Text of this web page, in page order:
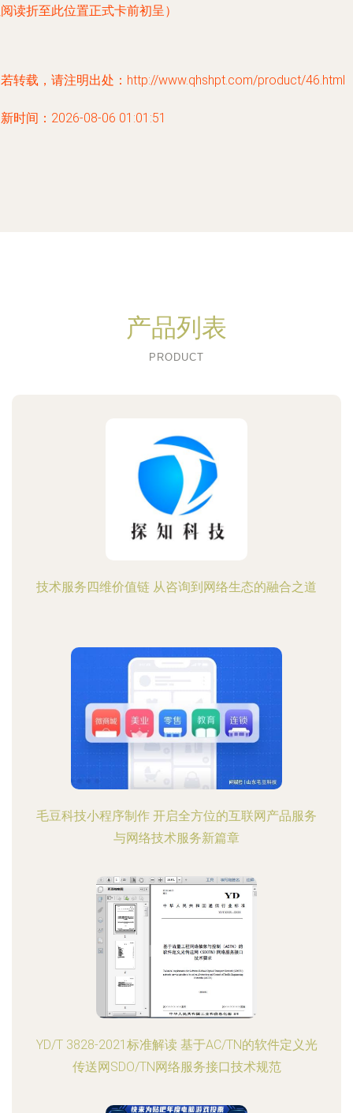
读折至此位置正式卡前初呈）
转载，请注明出处：http://www.qhshpt.com/product/46.html
时间：2026-08-06 01:01:51
产品列表
PRODUCT
技术服务四维价值链 从咨询到网络生态的融合之道
毛豆科技小程序制作 开启全方位的互联网产品服务
与网络技术服务新篇章
YD/T 3828-2021标准解读 基于AC/TN的软件定义光
传送网SDO/TN网络服务接口技术规范